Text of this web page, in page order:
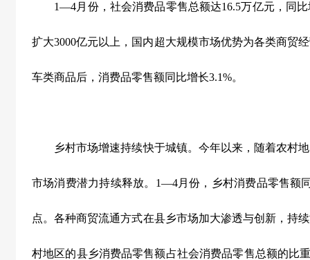
1—4月份，社会消费品零售总额达16.5万亿元，同
扩大3000亿元以上，国内超大规模市场优势为各类商贸
车类商品后，消费品零售额同比增长3.1%。
乡村市场增速持续快于城镇。今年以来，随着农村地
市场消费潜力持续释放。 1—4月份，乡村消费品零售额
点。各种商贸流通方式在县乡市场加大渗透与创新，持
村地区的县乡消费品零售额占社会消费品零售总额的比